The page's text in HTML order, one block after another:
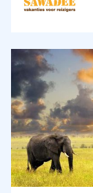
Je maakt
bezoek aan
aan de
ga je samen
zijn zeer
midden
je in
op het
met de